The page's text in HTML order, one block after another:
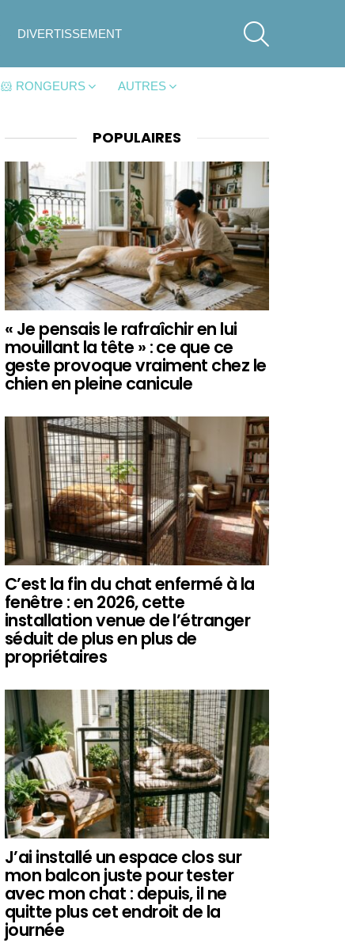
DIVERTISSEMENT
🐹 RONGEURS AUTRES
POPULAIRES
« Je pensais le rafraîchir en lui
mouillant la tête » : ce que ce
geste provoque vraiment chez le
chien en pleine canicule
C’est la fin du chat enfermé à la
fenêtre : en 2026, cette
installation venue de l’étranger
séduit de plus en plus de
propriétaires
J’ai installé un espace clos sur
mon balcon juste pour tester
avec mon chat : depuis, il ne
quitte plus cet endroit de la
journée